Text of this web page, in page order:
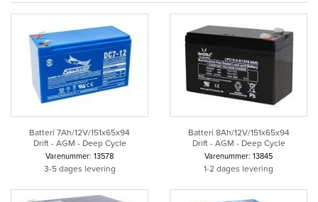
Batteri 7Ah/12V/151x65x94
Drift - AGM - Deep Cycle
Varenummer: 13578
3-5 dages levering
Batteri 8Ah/12V/151x65x94
Drift - AGM - Deep Cycle
Varenummer: 13845
1-2 dages levering